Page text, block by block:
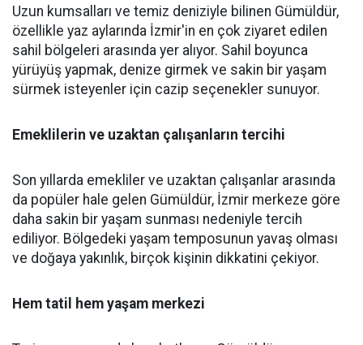
Uzun kumsalları ve temiz deniziyle bilinen Gümüldür,
özellikle yaz aylarında İzmir'in en çok ziyaret edilen
sahil bölgeleri arasında yer alıyor. Sahil boyunca
yürüyüş yapmak, denize girmek ve sakin bir yaşam
sürmek isteyenler için cazip seçenekler sunuyor.
Emeklilerin ve uzaktan çalışanların tercihi
Son yıllarda emekliler ve uzaktan çalışanlar arasında
da popüler hale gelen Gümüldür, İzmir merkeze göre
daha sakin bir yaşam sunması nedeniyle tercih
ediliyor. Bölgedeki yaşam temposunun yavaş olması
ve doğaya yakınlık, birçok kişinin dikkatini çekiyor.
Hem tatil hem yaşam merkezi